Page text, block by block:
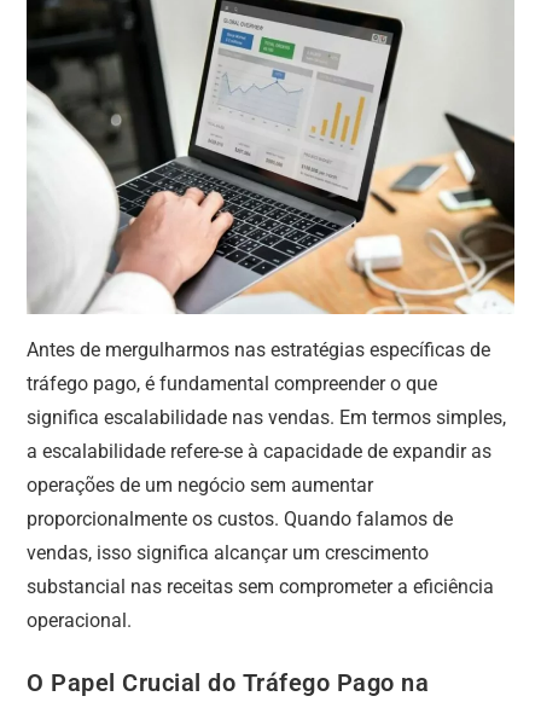
Antes de mergulharmos nas estratégias específicas de
tráfego pago, é fundamental compreender o que
significa escalabilidade nas vendas. Em termos simples,
a escalabilidade refere-se à capacidade de expandir as
operações de um negócio sem aumentar
proporcionalmente os custos. Quando falamos de
vendas, isso significa alcançar um crescimento
substancial nas receitas sem comprometer a eficiência
operacional.
O Papel Crucial do Tráfego Pago na